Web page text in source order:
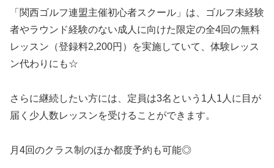
「関西ゴルフ連盟主催初心者スクール」は、ゴルフ未経験
者やラウンド経験のない成人に向けた限定の全4回の無料
レッスン（登録料2,200円）を実施していて、体験レッス
ン代わりにも☆
さらに継続したい方には、定員は3名という1人1人に目が
届く少人数レッスンを受けることができます。
月4回のクラス制のほか都度予約も可能◎